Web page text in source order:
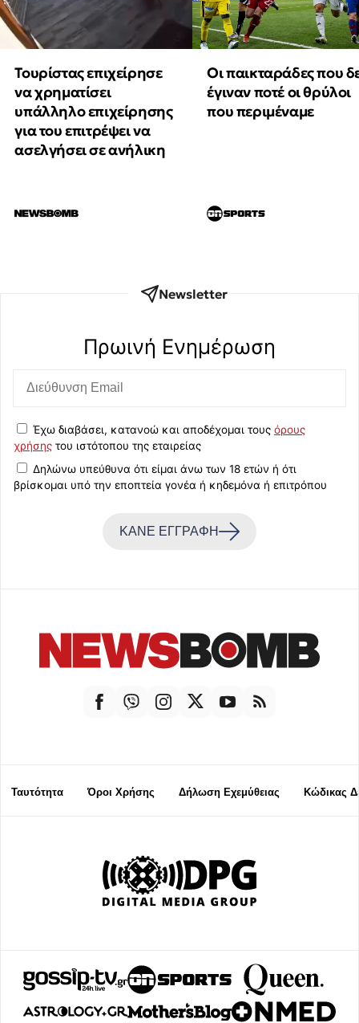
Τουρίστας επιχείρησε
να χρηματίσει
υπάλληλο επιχείρησης
για του επιτρέψει να
ασελγήσει σε ανήλικη
Οι παικταράδες που
έγιναν ποτέ οι θρύλοι
που περιμέναμε
Newsletter
Πρωινή Eνημέρωση
Έχω διαβάσει, κατανοώ και αποδέχομαι τους όρους
χρήσης του ιστότοπου της εταιρείας
Δηλώνω υπεύθυνα ότι είμαι άνω των 18 ετών ή ότι
βρίσκομαι υπό την εποπτεία γονέα ή κηδεμόνα ή επιτρόπου
ΚΑΝΕ ΕΓΓΡΑΦΗ
Ταυτότητα Όροι Χρήσης Δήλωση Εχεμύθειας Κώδικας